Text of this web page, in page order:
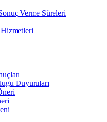
Verme Süreleri
Duyuruları